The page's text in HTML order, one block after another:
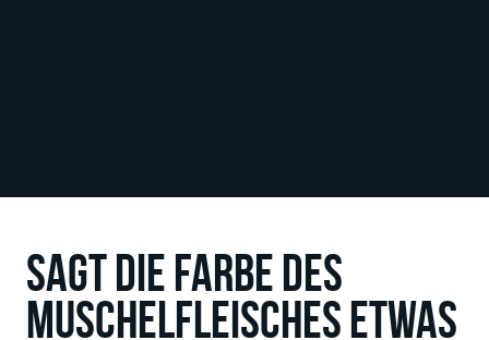
Sagt die Farbe des
Muschelfleisches etwas